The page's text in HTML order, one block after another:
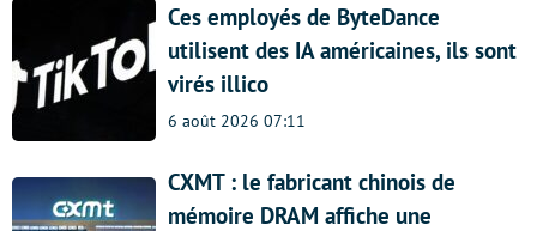
Ces employés de ByteDance
utilisent des IA américaines, ils sont
virés illico
6 août 2026 07:11
CXMT : le fabricant chinois de
mémoire DRAM affiche une